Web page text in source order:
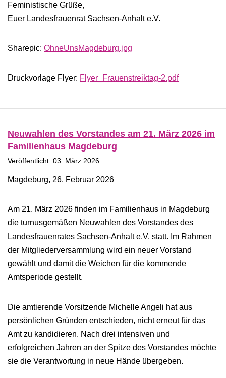
Feministische Grüße,
Euer Landesfrauenrat Sachsen-Anhalt e.V.
Sharepic: OhneUnsMagdeburg.jpg
Druckvorlage Flyer: Flyer_Frauenstreiktag-2.pdf
Neuwahlen des Vorstandes am 21. März 2026 im
Familienhaus Magdeburg
Veröffentlicht: 03. März 2026
Magdeburg, 26. Februar 2026
Am 21. März 2026 finden im Familienhaus in Magdeburg
die turnusgemäßen Neuwahlen des Vorstandes des
Landesfrauenrates Sachsen-Anhalt e.V. statt. Im Rahmen
der Mitgliederversammlung wird ein neuer Vorstand
gewählt und damit die Weichen für die kommende
Amtsperiode gestellt.
Die amtierende Vorsitzende Michelle Angeli hat aus
persönlichen Gründen entschieden, nicht erneut für das
Amt zu kandidieren. Nach drei intensiven und
erfolgreichen Jahren an der Spitze des Vorstandes möchte
sie die Verantwortung in neue Hände übergeben.